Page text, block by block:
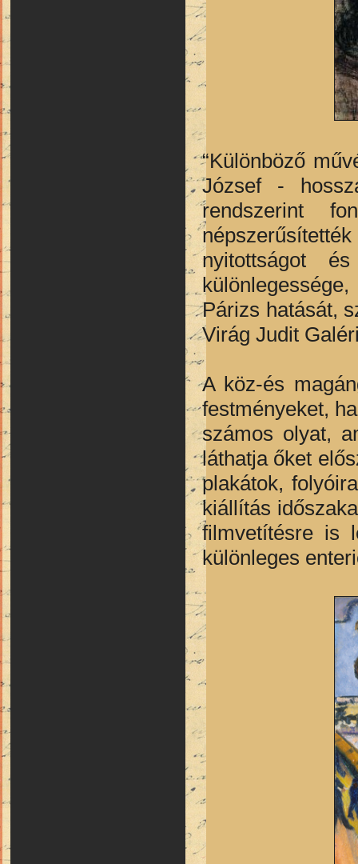
“Különböző
József -
rendszerint
nyitottságot
Párizs hatását,
Virág Judit
A köz-és
festményeket,
számos olyat,
láthatja őket
plakátok,
kiállítás
filmvetítésre is
különleges